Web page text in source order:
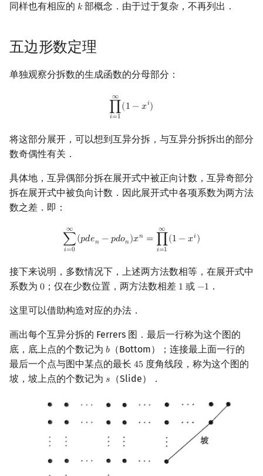
同样也有相应的 𝑘
k 部概念．由于过于复杂，不再列出．
五边形数定理
单独观察分拆数的生成函数的分母部分：
∞
∏
𝑖=1
(1 −𝑥𝑖)
∏i= 1 xi
将这部分展开，可以想到互异分拆，与互异分拆拆出的部分
数奇偶性有关．
具体地，互异偶部分拆在展开式中被正向计数，互异奇部分
拆在展开式中被负向计数．因此展开式中各项系数为两方法
数之差．即：
∞
∑
𝑖=0
(𝑝𝑑𝑒𝑛 −𝑝𝑑𝑜𝑛)𝑥𝑛 =
∞
∏
𝑖=1
(1 −𝑥𝑖)
∑i=0 ∞ o ∏i= 1 xi
接下来说明，多数情况下，上述两方法数相等，在展开式中
系数为 0
0 ；仅在少数位置，两方法数相差 1
1 或 −1
−1 ．
这里可以借助构造对应的办法．
画出每个互异分拆的 Ferrers 图．最后一行称为这个图的
底，底上点的个数记为 𝑏
b（Bottom）；连接最上面一行的
最后一个点与图中某点的最长 45
45 度角线段，称为这个图的
坡，坡上点的个数记为 𝑠
s （Slide）．